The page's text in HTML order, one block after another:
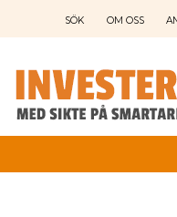
SÖK OM OSS